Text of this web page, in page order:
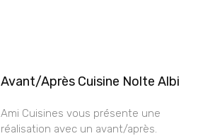
Avant/Après Cuisine Nolte Albi
Ami Cuisines vous présente une
réalisation avec un avant/après.